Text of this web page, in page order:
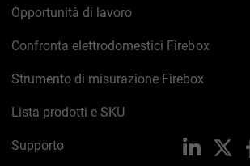
Opportunità di lavoro
Confronta elettrodomestici Firebox
Strumento di misurazione Firebox
Lista prodotti e SKU
Supporto LinkedIn